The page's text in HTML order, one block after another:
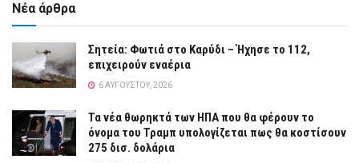
Νέα άρθρα
Σητεία: Φωτιά στο Καρύδι – Ήχησε το 112,
επιχειρούν εναέρια
6 ΑΥΓΟΎΣΤΟΥ, 2026
Τα νέα θωρηκτά των ΗΠΑ που θα φέρουν το
όνομα του Τραμπ υπολογίζεται πως θα κοστίσουν
275 δισ. δολάρια